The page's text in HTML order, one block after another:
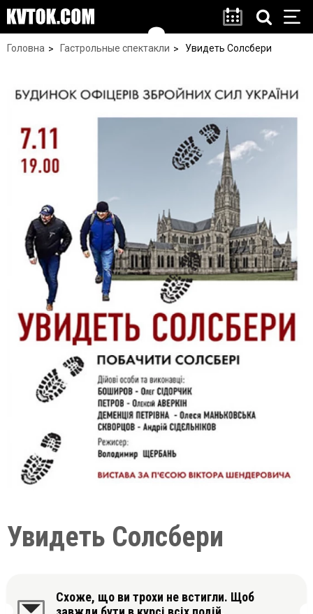
Головна Гастрольные спектакли Увидеть Солсбери
Увидеть Солсбери
Схоже, що ви трохи не встигли. Щоб